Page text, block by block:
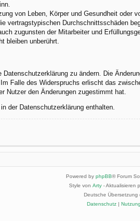
von Leben, Körper und Gesundheit
vertragstypischen Durchschnittsschäden
zugunsten der Mitarbeiter und
bleiben unberührt.
zu ändern. Die
Falle des Widerspruchs erlischt das
Nutzer den Änderungen zugestimmt hat.
der Datenschutzerklärung enthalten.
Powered by phpBB® Forum
Style von Arty- Aktualisieren
Deutsche Übersetzung
Datenschutz|